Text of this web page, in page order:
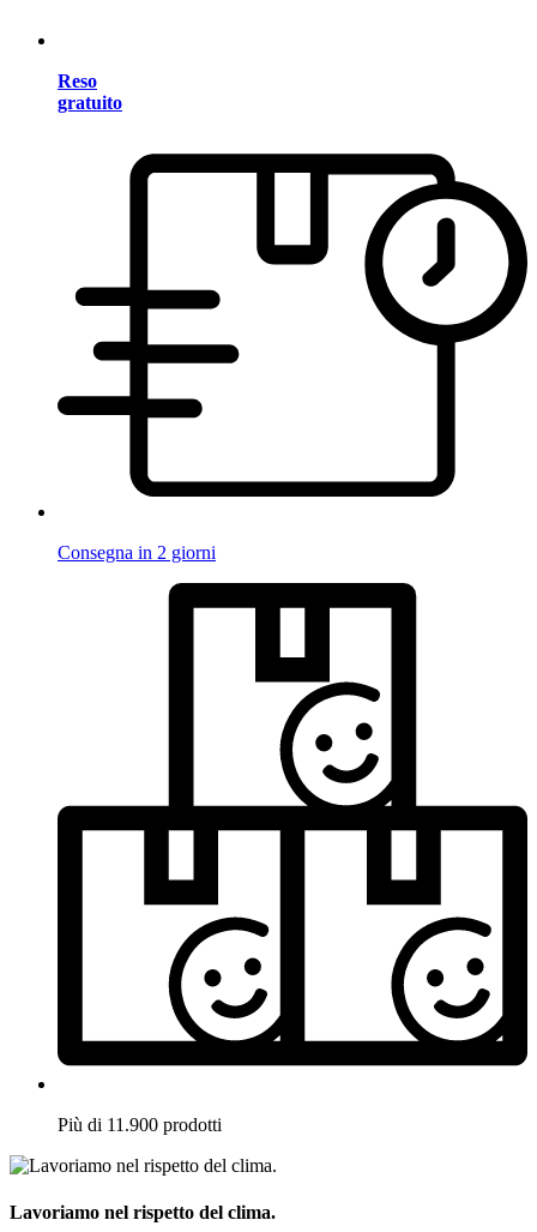
Reso
gratuito
Consegna in 2 giorni
Più di 11.900 prodotti
Lavoriamo nel rispetto del clima.